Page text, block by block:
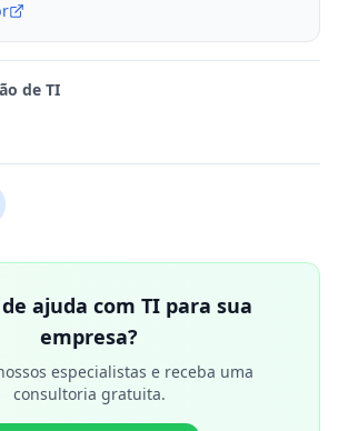
de TI
ajuda com TI para sua
empresa?
especialistas e receba uma
consultoria gratuita.